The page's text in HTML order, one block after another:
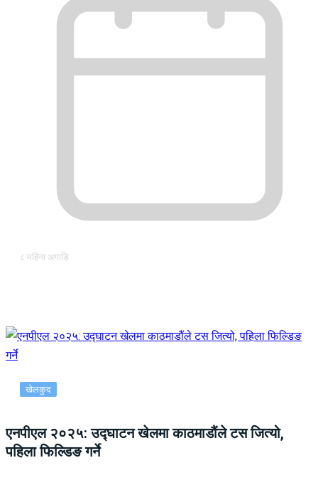
८ महिना अगाडि
खेलकुद
एनपीएल २०२५: उद्घाटन खेलमा काठमाडौंले टस जित्यो,
पहिला फिल्डिङ गर्ने